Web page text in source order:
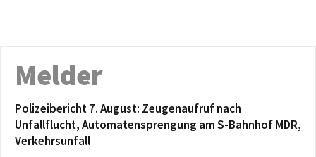
Melder
Polizeibericht 7. August: Zeugenaufruf nach
Unfallflucht, Automatensprengung am S-Bahnhof MDR,
Verkehrsunfall